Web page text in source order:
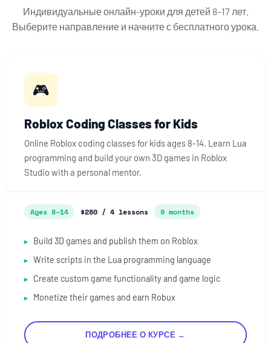
Индивидуальные онлайн-уроки для детей 8–17 лет.
Выберите направление и начните с бесплатного урока.
🎮
Roblox Coding Classes for Kids
Online Roblox coding classes for kids ages 8-14. Learn Lua
programming and build your own 3D games in Roblox
Studio with a personal mentor.
Ages 8–14 $280 / 4 lessons 9 months
Build 3D games and publish them on Roblox
Write scripts in the Lua programming language
Create custom game functionality and game logic
Monetize their games and earn Robux
ПОДРОБНЕЕ О КУРСЕ →